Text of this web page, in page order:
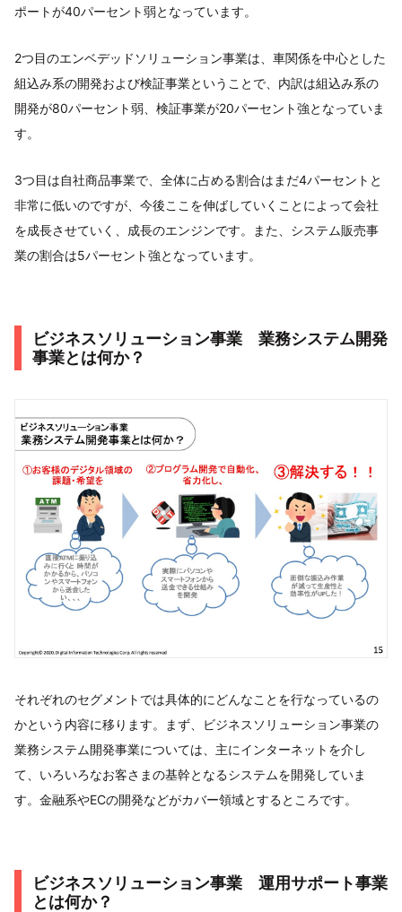
ポートが40パーセント弱となっています。
2つ目のエンベデッドソリューション事業は、車関係を中心とした
組込み系の開発および検証事業ということで、内訳は組込み系の
開発が80パーセント弱、検証事業が20パーセント強となっていま
す。
3つ目は自社商品事業で、全体に占める割合はまだ4パーセントと
非常に低いのですが、今後ここを伸ばしていくことによって会社
を成長させていく、成長のエンジンです。また、システム販売事
業の割合は5パーセント強となっています。
ビジネスソリューション事業 業務システム開発
事業とは何か？
それぞれのセグメントでは具体的にどんなことを行なっているの
かという内容に移ります。まず、ビジネスソリューション事業の
業務システム開発事業については、主にインターネットを介し
て、いろいろなお客さまの基幹となるシステムを開発していま
す。金融系やECの開発などがカバー領域とするところです。
ビジネスソリューション事業 運用サポート事業
とは何か？